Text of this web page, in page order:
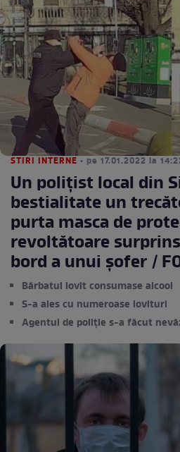
STIRI INTERNE • pe 17.01.2022 la
Un polițist local din
bestialitate un
purta masca de
revoltătoare
bord a unui șofer /
Bărbatul lovit consumase alcool
S-a ales cu numeroase lovituri
Agentul de poliție s-a făcut